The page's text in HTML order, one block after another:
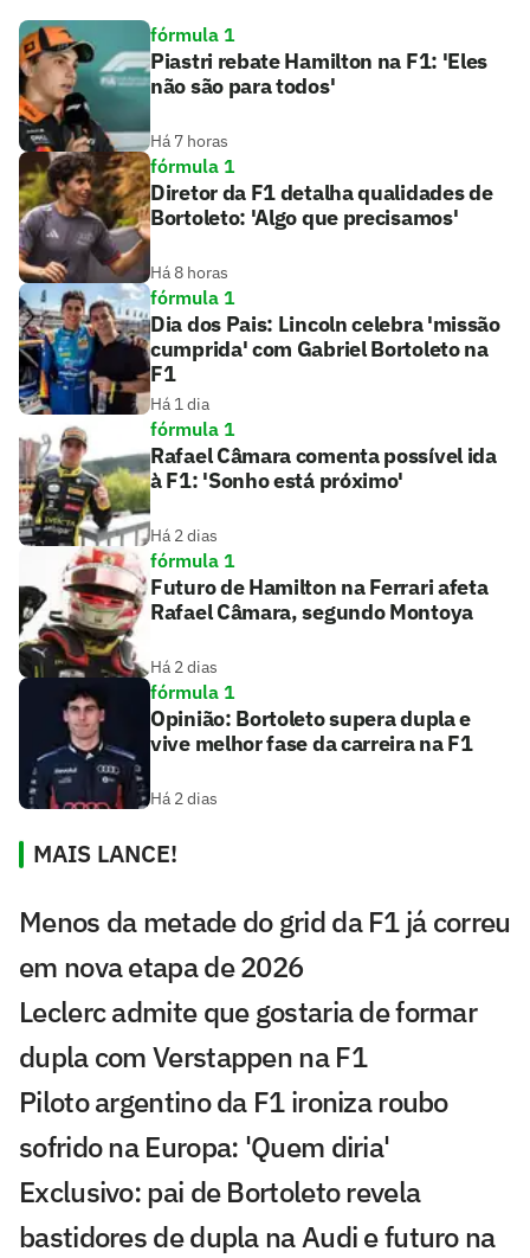
fórmula 1
Piastri rebate Hamilton na F1: 'Eles
não são para todos'
Há 7 horas
fórmula 1
Diretor da F1 detalha qualidades de
Bortoleto: 'Algo que precisamos'
Há 8 horas
fórmula 1
Dia dos Pais: Lincoln celebra 'missão
cumprida' com Gabriel Bortoleto na
F1
Há 1 dia
fórmula 1
Rafael Câmara comenta possível ida
à F1: 'Sonho está próximo'
Há 2 dias
fórmula 1
Futuro de Hamilton na Ferrari afeta
Rafael Câmara, segundo Montoya
Há 2 dias
fórmula 1
Opinião: Bortoleto supera dupla e
vive melhor fase da carreira na F1
Há 2 dias
MAIS LANCE!
Menos da metade do grid da F1 já correu
em nova etapa de 2026
Leclerc admite que gostaria de formar
dupla com Verstappen na F1
Piloto argentino da F1 ironiza roubo
sofrido na Europa: 'Quem diria'
Exclusivo: pai de Bortoleto revela
bastidores de dupla na Audi e futuro na